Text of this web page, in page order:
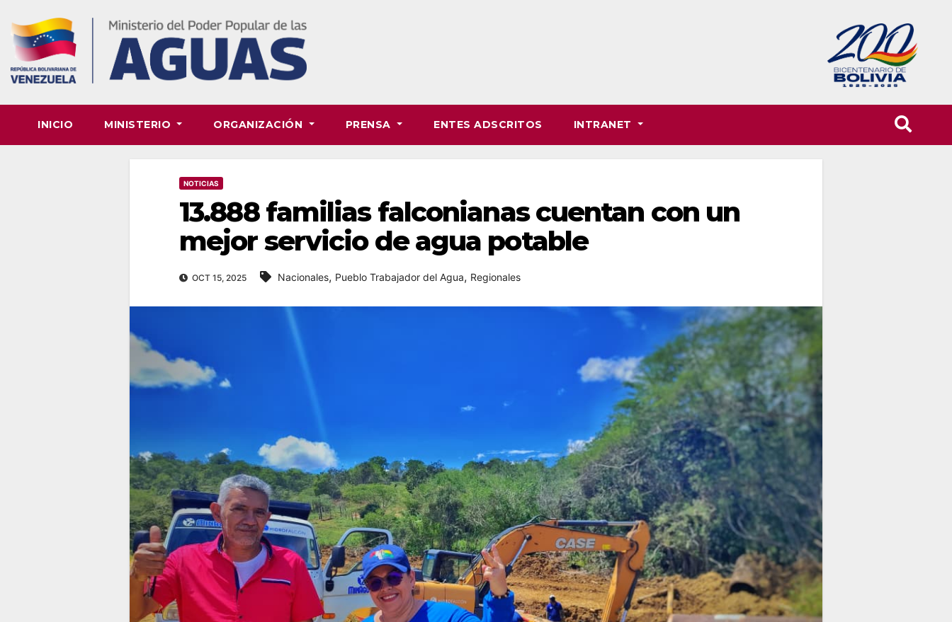
content
INICIO MINISTERIO ORGANIZACIÓN PRENSA ENTES ADSCRITOS INTRANET
NOTICIAS
13.888 familias falconianas cuentan con un
mejor servicio de agua potable
OCT 15, 2025 Nacionales, Pueblo Trabajador del Agua, Regionales